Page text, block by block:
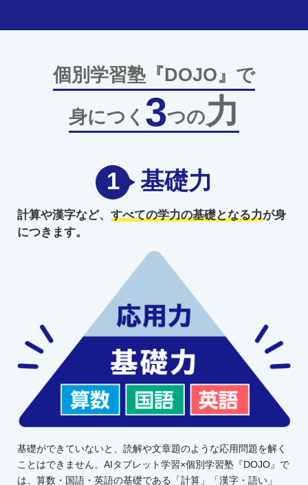
個別学習塾『DOJO』で
身につく 3つの力
1 基礎力
計算や漢字など、 すべての学力の基礎となる力が身
につきます。
基礎ができていないと、読解や文章題のような応用問題を解く
ことはできません。AIタブレット学習×個別学習塾『DOJO』で
は、算数・国語・英語の基礎である「計算」「漢字・語い」